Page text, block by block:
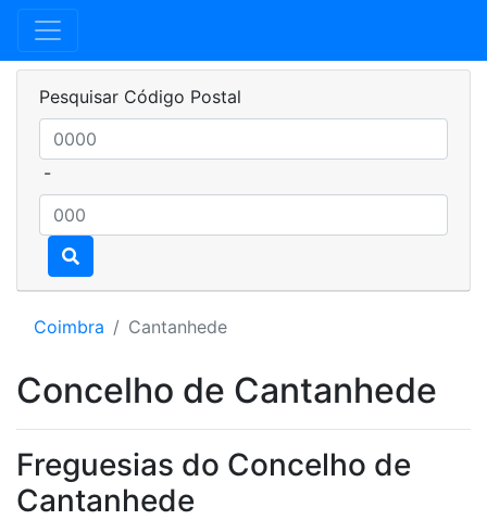
Pesquisar Código Postal
-
Coimbra Cantanhede
Concelho de Cantanhede
Freguesias do Concelho de
Cantanhede